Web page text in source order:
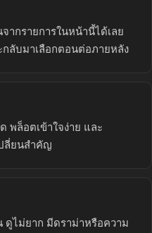
ากรายการในหน้านี้ได้เลย
ลับมาเลือกตอนต่อภายหลัง
พล็อตเข้าใจง่าย และ
ลี่ยนสำคัญ
ไม่ยาก มีดราม่าหรือความ